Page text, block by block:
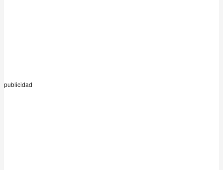
publicidad